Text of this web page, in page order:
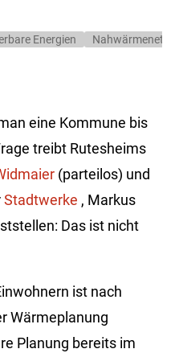
Energien Nahwärmenetz
eine Kommune bis
treibt Rutesheims
(parteilos) und
Stadtwerke , Markus
Das ist nicht
ist nach
Wärmeplanung
Planung bereits im